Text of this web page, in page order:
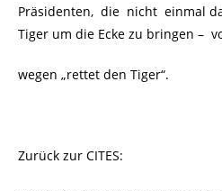
Präsidenten, die nicht einmal
Tiger um die Ecke zu bringen –
wegen „rettet den Tiger“.
Zurück zur CITES: